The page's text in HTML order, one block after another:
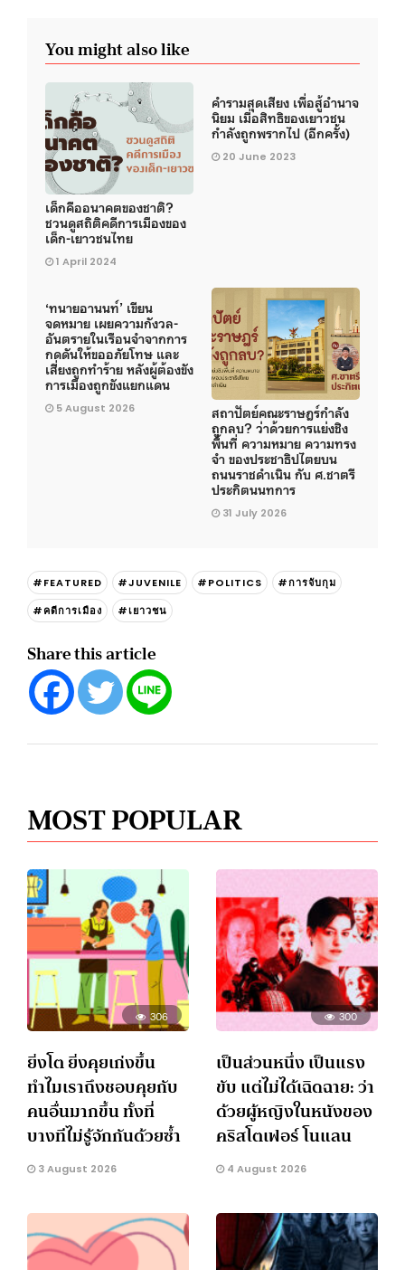
You might also like
เด็กคืออนาคตของชาติ?
ชวนดูสถิติคดีการเมืองของ
เด็ก-เยาวชนไทย
1 April 2024
คำรามสุดเสียง เพื่อสู้อำนาจ
นิยม เมื่อสิทธิของเยาวชน
กำลังถูกพรากไป (อีกครั้ง)
20 June 2023
‘ทนายอานนท์’ เขียน
จดหมาย เผยความกังวล-
อันตรายในเรือนจำจากการ
กดดันให้ขออภัยโทษ และ
เสี่ยงถูกทำร้าย หลังผู้ต้องขัง
การเมืองถูกขังแยกแดน
5 August 2026
สถาปัตย์คณะราษฎร์กำลัง
ถูกลบ? ว่าด้วยการแย่งชิง
พื้นที่ ความหมาย ความทรง
จำ ของประชาธิปไตยบน
ถนนราชดำเนิน กับ ศ.ชาตรี
ประกิตนนทการ
31 July 2026
#FEATURED #JUVENILE #POLITICS
#การจับกุม
#คดีการเมือง
#เยาวชน
Share this article
MOST POPULAR
306
ยิ่งโต ยิ่งคุยเก่งขึ้น
ทำไมเราถึงชอบคุยกับ
คนอื่นมากขึ้น ทั้งที่
บางทีไม่รู้จักกันด้วยซ้ำ
3 August 2026
300
เป็นส่วนหนึ่ง เป็นแรง
ขับ แต่ไม่ได้เฉิดฉาย: ว่า
ด้วยผู้หญิงในหนังของ
คริสโตเฟอร์ โนแลน
4 August 2026